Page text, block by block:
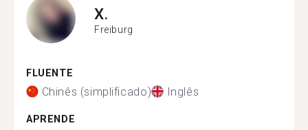
X.
Freiburg
FLUENTE
Chinês (simplificado) Inglês
APRENDE